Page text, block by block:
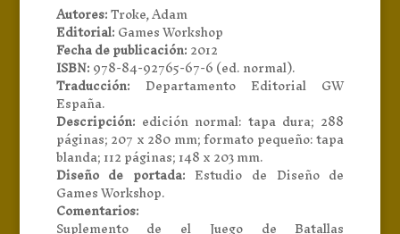
Autores:Troke, Adam
Editorial:Games Workshop
Fecha de publicación:2012
ISBN:978-84-92765-67-6 (ed. normal).
Traducción: Departamento Editorial GW
España.
Descripción: edición normal: tapa dura; 288
páginas; 207 x 280 mm; formato pequeño: tapa
blanda; 112 páginas; 148 x 203 mm.
Diseño de portada: Estudio de Diseño de
Games Workshop.
Comentarios: